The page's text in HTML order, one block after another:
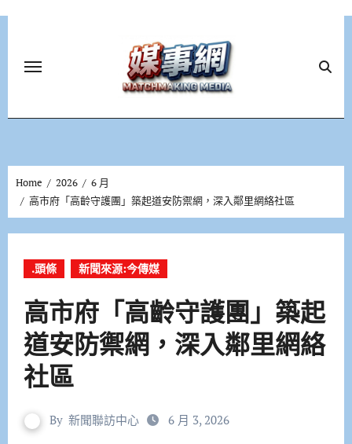
Home 2026
6 月
高市府「高齡守護團」築起道安防禦網，深入鄰里網絡社區
.頭條 新聞來源:今傳媒
高市府「高齡守護團」築起
道安防禦網，深入鄰里網絡
社區
By 新聞聯訪中心 6 月 3, 2026